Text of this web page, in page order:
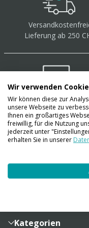
Lieferung ab 250
Über 40.000 Artikel
Lager
Sendungsverfolgung
Zahlung und
Lieferinformationen
Kategorien
Wir verwenden
Wir können diese zur
unsere Webseite zu
Ihnen ein großartiges
freiwillig, für die Nutzung
jederzeit unter
erhalten Sie in unserer